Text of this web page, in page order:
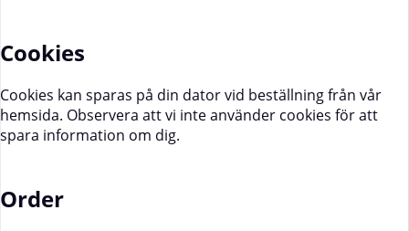
Cookies
Cookies kan sparas på din dator vid beställning från vår
hemsida. Observera att vi inte använder cookies för att
spara information om dig.
Order